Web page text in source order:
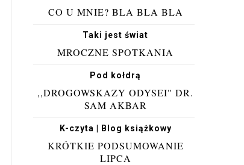
CO U MNIE? BLA BLA BLA
Taki jest świat
MROCZNE SPOTKANIA
Pod kołdrą
,,DROGOWSKAZY ODYSEI" DR.
SAM AKBAR
K-czyta | Blog książkowy
KRÓTKIE PODSUMOWANIE
LIPCA